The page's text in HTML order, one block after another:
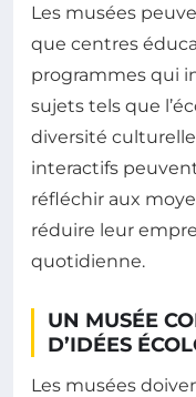
Les musées
que centres
programmes qui
sujets tels que
diversité
interactifs
réfléchir aux
réduire leur
quotidienne.
UN MUSÉE
D’IDÉES
Les musées